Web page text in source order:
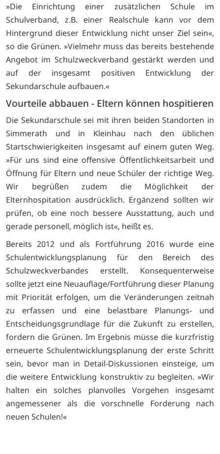
»Die Einrichtung einer zusätzlichen Schule im
Schulverband, z.B. einer Realschule kann vor dem
Hintergrund dieser Entwicklung nicht unser Ziel sein«,
so die Grünen. »Vielmehr muss das bereits bestehende
Angebot im Schulzweckverband gestärkt werden und
auf der insgesamt positiven Entwicklung der
Sekundarschule aufbauen.«
Vourteile abbauen - Eltern können hospitieren
Die Sekundarschule sei mit ihren beiden Standorten in
Simmerath und in Kleinhau nach den üblichen
Startschwierigkeiten insgesamt auf einem guten Weg.
»Für uns sind eine offensive Öffentlichkeitsarbeit und
Öffnung für Eltern und neue Schüler der richtige Weg.
Wir begrüßen zudem die Möglichkeit der
Elternhospitation ausdrücklich. Ergänzend sollten wir
prüfen, ob eine noch bessere Ausstattung, auch und
gerade personell, möglich ist«, heißt es.
Bereits 2012 und als Fortführung 2016 wurde eine
Schulentwicklungsplanung für den Bereich des
Schulzweckverbandes erstellt. Konsequenterweise
sollte jetzt eine Neuauflage/Fortführung dieser Planung
mit Priorität erfolgen, um die Veränderungen zeitnah
zu erfassen und eine belastbare Planungs- und
Entscheidungsgrundlage für die Zukunft zu erstellen,
fordern die Grünen. Im Ergebnis müsse die kurzfristig
erneuerte Schulentwicklungsplanung der erste Schritt
sein, bevor man in Detail-Diskussionen einsteige, um
die weitere Entwicklung konstruktiv zu begleiten. »Wir
halten ein solches planvolles Vorgehen insgesamt
angemessener als die vorschnelle Forderung nach
neuen Schulen!«